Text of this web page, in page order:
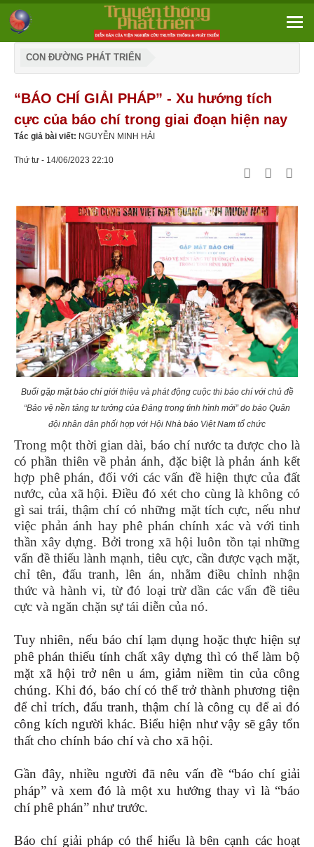
CON ĐƯỜNG PHÁT TRIỂN
“BÁO CHÍ GIẢI PHÁP” - Xu hướng tích
cực của báo chí trong giai đoạn hiện nay
Tác giả bài viết: NGUYỄN MINH HẢI
Thứ tư - 14/06/2023 22:10
Buổi gặp mặt báo chí giới thiệu và phát động cuộc thi báo chí với chủ đề
“Bảo vệ nền tảng tư tưởng của Đảng trong tình hình mới” do báo Quân
đội nhân dân phối hợp với Hội Nhà báo Việt Nam tổ chức
Trong một thời gian dài, báo chí nước ta được cho là
có phần thiên về phản ánh, đặc biệt là phản ánh kết
hợp phê phán, đối với các vấn đề hiện thực của đất
nước, của xã hội. Điều đó xét cho cùng là không có
gì sai trái, thậm chí có những mặt tích cực, nếu như
việc phản ánh hay phê phán chính xác và với tinh
thần xây dựng. Bởi trong xã hội luôn tồn tại những
vấn đề thiếu lành mạnh, tiêu cực, cần được vạch mặt,
chỉ tên, đấu tranh, lên án, nhằm điều chỉnh nhận
thức và hành vi, từ đó loại trừ dần các vấn đề tiêu
cực và ngăn chặn sự tái diễn của nó.
Tuy nhiên, nếu báo chí lạm dụng hoặc thực hiện sự
phê phán thiếu tính chất xây dựng thì có thể làm bộ
mặt xã hội trở nên u ám, giảm niềm tin của công
chúng. Khi đó, báo chí có thể trở thành phương tiện
để chỉ trích, đấu tranh, thậm chí là công cụ để ai đó
công kích người khác. Biểu hiện như vậy sẽ gây tổn
thất cho chính báo chí và cho xã hội.
Gần đây, nhiều người đã nêu vấn đề “báo chí giải
pháp” và xem đó là một xu hướng thay vì là “báo
chí phê phán” như trước.
Báo chí giải pháp có thể hiểu là bên cạnh các hoạt